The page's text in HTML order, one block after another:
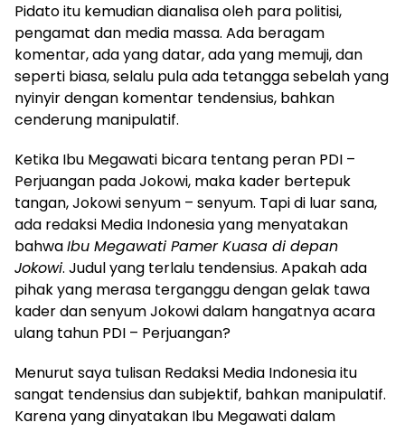
Pidato itu kemudian dianalisa oleh para politisi,
pengamat dan media massa. Ada beragam
komentar, ada yang datar, ada yang memuji, dan
seperti biasa, selalu pula ada tetangga sebelah yang
nyinyir dengan komentar tendensius, bahkan
cenderung manipulatif.
Ketika Ibu Megawati bicara tentang peran PDI –
Perjuangan pada Jokowi, maka kader bertepuk
tangan, Jokowi senyum – senyum. Tapi di luar sana,
ada redaksi Media Indonesia yang menyatakan
bahwaIbu Megawati Pamer Kuasa di depan
Jokowi. Judul yang terlalu tendensius. Apakah ada
pihak yang merasa terganggu dengan gelak tawa
kader dan senyum Jokowi dalam hangatnya acara
ulang tahun PDI – Perjuangan?
Menurut saya tulisan Redaksi Media Indonesia itu
sangat tendensius dan subjektif, bahkan manipulatif.
Karena yang dinyatakan Ibu Megawati dalam